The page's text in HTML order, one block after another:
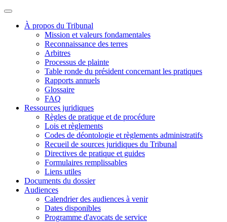
À propos du Tribunal
Mission et valeurs fondamentales
Reconnaissance des terres
Arbitres
Processus de plainte
Table ronde du président concernant les pratiques
Rapports annuels
Glossaire
FAQ
Ressources juridiques
Règles de pratique et de procédure
Lois et règlements
Codes de déontologie et règlements administratifs
Recueil de sources juridiques du Tribunal
Directives de pratique et guides
Formulaires remplissables
Liens utiles
Documents du dossier
Audiences
Calendrier des audiences à venir
Dates disponibles
Programme d'avocats de service